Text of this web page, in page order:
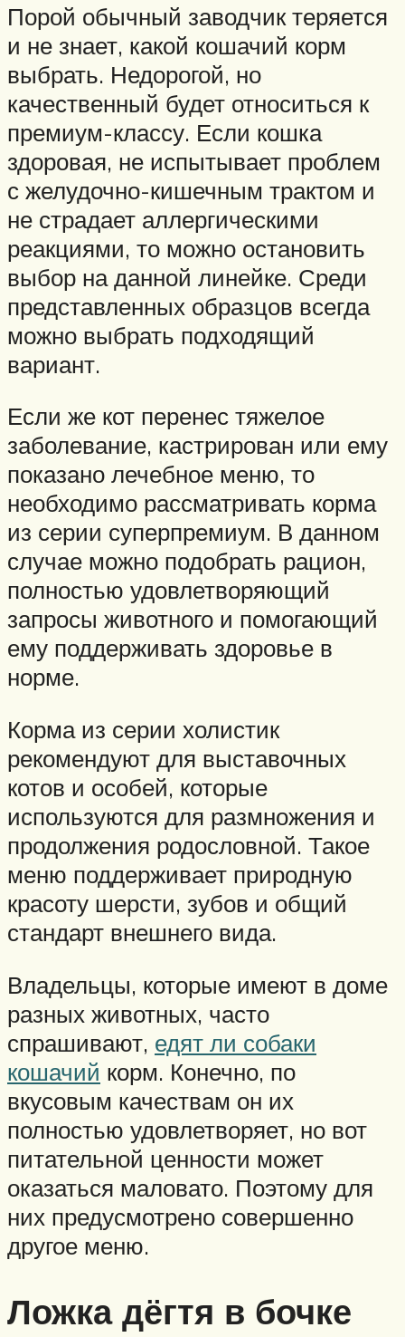
Порой обычный заводчик теряется
и не знает, какой кошачий корм
выбрать. Недорогой, но
качественный будет относиться к
премиум-классу. Если кошка
здоровая, не испытывает проблем
с желудочно-кишечным трактом и
не страдает аллергическими
реакциями, то можно остановить
выбор на данной линейке. Среди
представленных образцов всегда
можно выбрать подходящий
вариант.
Если же кот перенес тяжелое
заболевание, кастрирован или ему
показано лечебное меню, то
необходимо рассматривать корма
из серии суперпремиум. В данном
случае можно подобрать рацион,
полностью удовлетворяющий
запросы животного и помогающий
ему поддерживать здоровье в
норме.
Корма из серии холистик
рекомендуют для выставочных
котов и особей, которые
используются для размножения и
продолжения родословной. Такое
меню поддерживает природную
красоту шерсти, зубов и общий
стандарт внешнего вида.
Владельцы, которые имеют в доме
разных животных, часто
спрашивают, едят ли собаки
кошачий корм. Конечно, по
вкусовым качествам он их
полностью удовлетворяет, но вот
питательной ценности может
оказаться маловато. Поэтому для
них предусмотрено совершенно
другое меню.
Ложка дёгтя в бочке